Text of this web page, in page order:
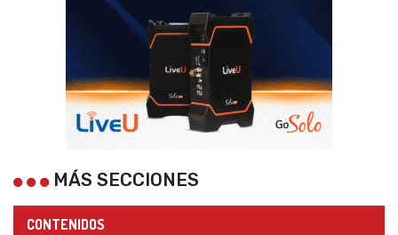
MÁS SECCIONES
CONTENIDOS